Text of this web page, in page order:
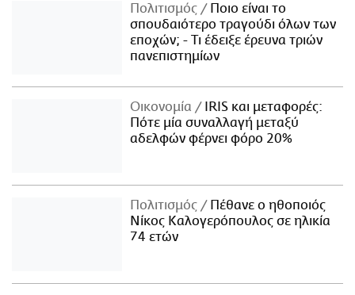
Πολιτισμός
Ποιο είναι το
σπουδαιότερο τραγούδι όλων των
εποχών; - Τι έδειξε έρευνα τριών
πανεπιστημίων
Οικονομία
IRIS και μεταφορές:
Πότε μία συναλλαγή μεταξύ
αδελφών φέρνει φόρο 20%
Πολιτισμός
Πέθανε ο ηθοποιός
Νίκος Καλογερόπουλος σε ηλικία
74 ετών